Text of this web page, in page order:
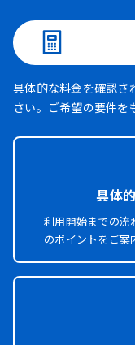
具体的な料金を確認さ
さい。ご希望の要件を
具体
利用開始までの流
のポイントをご案